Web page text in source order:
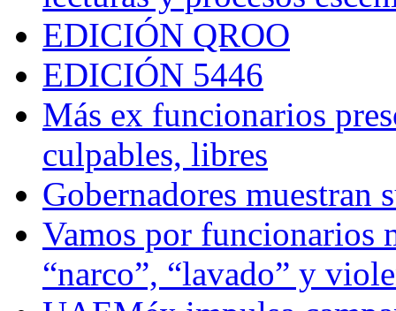
EDICIÓN QROO
EDICIÓN 5446
Más ex funcionarios
culpables, libres
Gobernadores muestran
Vamos por funcionarios
“narco”, “lavado” y